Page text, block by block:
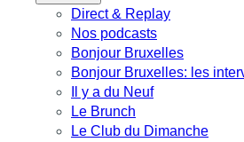
Direct & Replay
Nos podcasts
Bonjour Bruxelles
Bonjour Bruxelles: les
Il y a du Neuf
Le Brunch
Le Club du Dimanche